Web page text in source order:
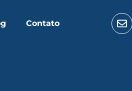
Contato